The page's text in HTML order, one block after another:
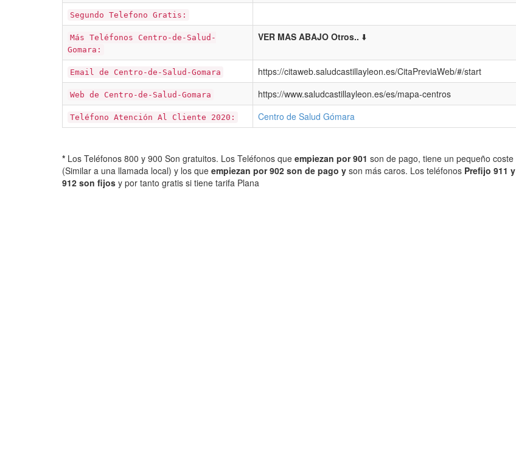
Segundo Telefono Gratis:
Más Teléfonos Centro-de-Salud-
Gomara:
VER MAS ABAJO Otros.. ⬇️
Email de Centro-de-Salud-Gomara https://citaweb.saludcastillayleon.es/CitaPreviaWeb/#/start
Web de Centro-de-Salud-Gomara https://www.saludcastillayleon.es/es/mapa-centros
Teléfono Atención Al Cliente 2020: Centro de Salud Gómara
* Los Teléfonos 800 y 900 Son gratuitos. Los Teléfonos que empiezan por 901 son de pago, tiene un pequeño coste
(Similar a una llamada local) y los que empiezan por 902 son de pago y son más caros. Los teléfonos Prefijo 911 y
912 son fijos y por tanto gratis si tiene tarifa Plana